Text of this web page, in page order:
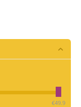
‎€49.9